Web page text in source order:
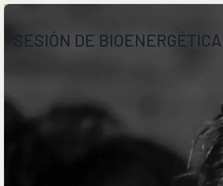
SESIÓN DE